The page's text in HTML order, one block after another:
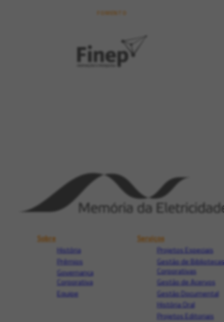
FOMENTO
Sobre
História
Prêmios
Governança
Corporativa
Equipe
Serviços
Projetos Especiais
Gestão de Bibliotecas
Corporativas
Gestão de Acervos
Gestão Documental
História Oral
Projetos Editoriais